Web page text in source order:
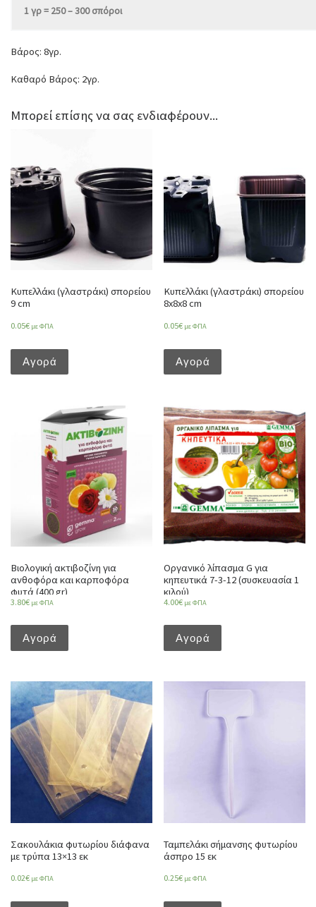
1 γρ = 250 – 300 σπόροι
Βάρος: 8γρ.
Καθαρό Βάρος: 2γρ.
Μπορεί επίσης να σας ενδιαφέρουν...
Κυπελλάκι (γλαστράκι) σπορείου
9 cm
0.05€ με ΦΠΑ
Αγορά
Κυπελλάκι (γλαστράκι) σπορείου
8x8x8 cm
0.05€ με ΦΠΑ
Αγορά
Βιολογική ακτιβοζίνη για
ανθοφόρα και καρποφόρα
φυτά (400 gr)
3.80€ με ΦΠΑ
Αγορά
Οργανικό λίπασμα G για
κηπευτικά 7-3-12 (συσκευασία 1
κιλού)
4.00€ με ΦΠΑ
Αγορά
Σακουλάκια φυτωρίου διάφανα
με τρύπα 13×13 εκ
0.02€ με ΦΠΑ
Ταμπελάκι σήμανσης φυτωρίου
άσπρο 15 εκ
0.25€ με ΦΠΑ